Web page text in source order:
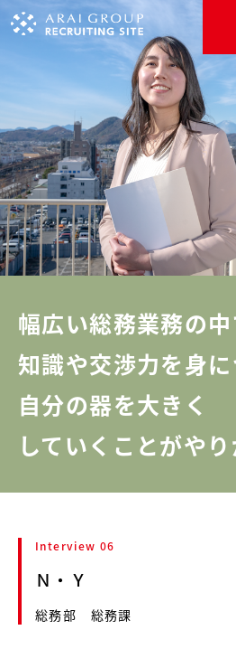
幅広い総務業務の中
知識や交渉力を身
自分の器を大きく
していくことがや
Interview 06
Ｎ・Ｙ
総務部 総務課